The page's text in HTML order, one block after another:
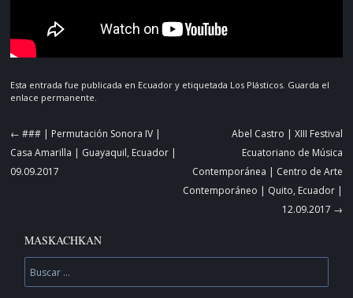
Esta entrada fue publicada en Ecuadory etiquetada Los Plásticos. Guarda el
enlace permanente
Navegador
de
artículos
← ### | Permutación Sonora IV |
Casa Amarilla | Guayaquil, Ecuador |
09.09.2017
Abel Castro | XIII Festival
Ecuatoriano de Música
Contemporánea | Centro de Arte
Contemporáneo | Quito, Ecuador |
12.09.2017 →
MASKACHKAN
Buscar